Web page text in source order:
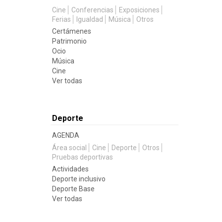
Cine
Conferencias
Exposiciones
Ferias
Igualdad Música
Otros
Certámenes
Patrimonio
Ocio
Música
Cine
Ver todas
Deporte
AGENDA
Área social
Cine Deporte
Otros
Pruebas deportivas
Actividades
Deporte inclusivo
Deporte Base
Ver todas